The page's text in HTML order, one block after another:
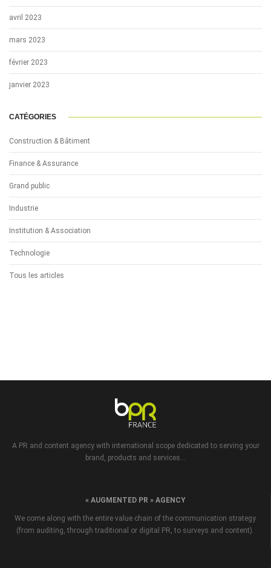
avril 2023
mars 2023
février 2023
janvier 2023
CATÉGORIES
Construction & Bâtiment
Finance & Assurance
Grand public
Industrie
Institution & Association
Technologie
Tous les articles
A PR and content agency with international scope dedicated to serving your
brand, products and services...
« AUGMENTED PR » AGENCY
We come along with the entire value chain of the communication strategy
(from auditing, through traditional or digital PR, to surveys and content).